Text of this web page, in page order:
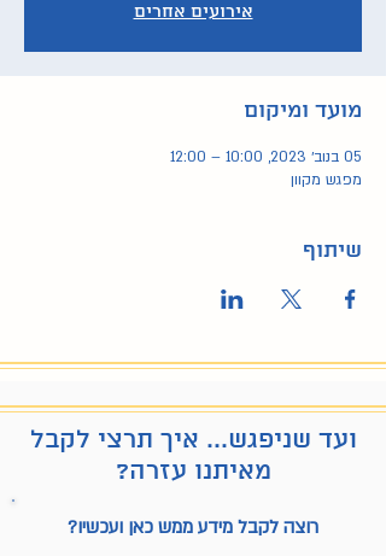
אירועים אחרים
מועד ומיקום
05 בנוב׳ 2023, 10:00 – 12:00
מפגש מקוון
שיתוף
ועד שניפגש... איך תרצי לקבל
מאיתנו עזרה?
רוצה לקבל מידע ממש כאן ועכשיו?